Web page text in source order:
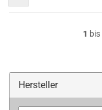
1 bis
Hersteller